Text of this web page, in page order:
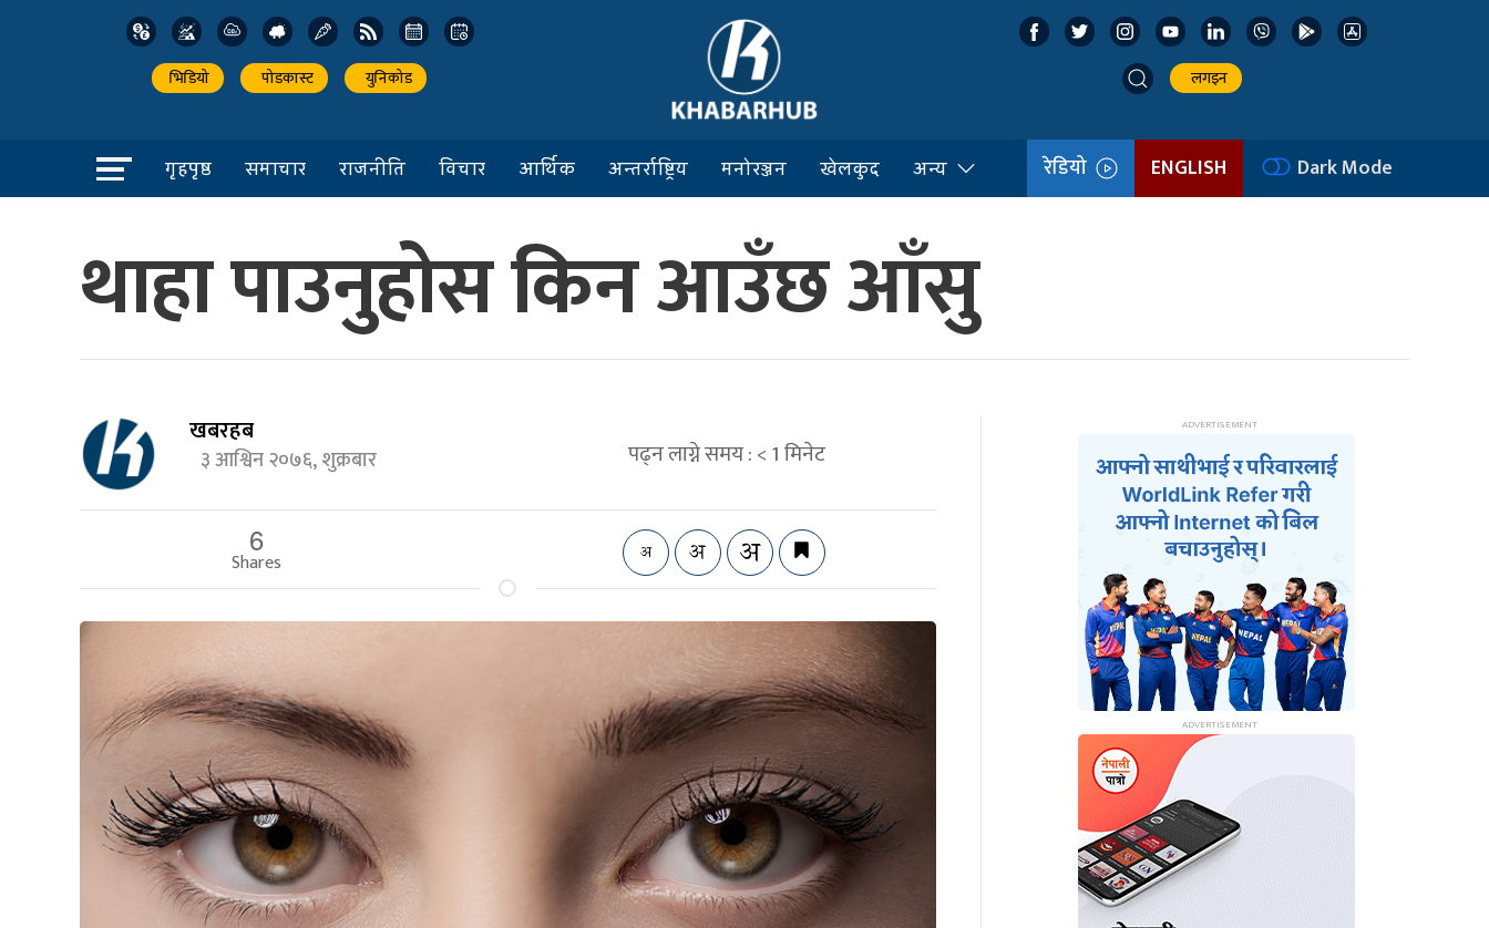
भिडियो पोडकास्ट युनिकोड लगइन
गृहपृष्ठ समाचार राजनीति विचार आर्थिक अन्तर्राष्ट्रिय मनोरञ्जन खेलकुद अन्य रेडियो ENGLISH Dark Mode
थाहा पाउनुहोस किन आउँछ आँसु
खबरहब
३ आश्विन २०७६, शुक्रबार पढ्न लाग्ने समय :< 1मिनेट
6
Shares